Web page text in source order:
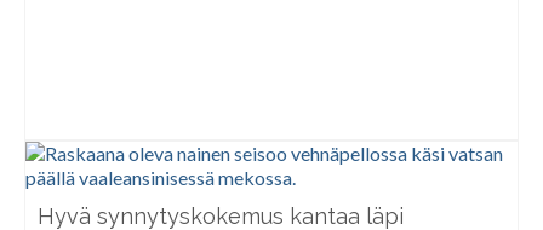
Hyvä synnytyskokemus kantaa läpi